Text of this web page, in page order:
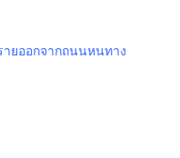
ยออกจากถนนหนทาง